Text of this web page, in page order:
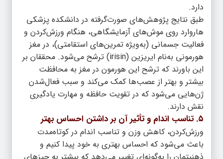
دارد.
طبق نتایج پژوهش‌های صورت‌گرفته در دانشکده پزشکی
هاروارد روی موش‌های آزمایشگاهی، هنگام ورزش‌کردن و
فعالیت جسمانی (به‌ویژه تمرین‌های استقامتی)، در مغز
هورمونی به‌نام ایریزین (irisin) ترشح می‌شود. محققان بر
این باورند که ترشح این هورمون در مغز به محافظت
بیشتر و بهتر از عصب‌ها کمک می‌کند و سبب فعال‌شدن
ژن‌هایی می‌شود که در تقویت حافظه و مهارت یادگیری
نقش دارند.
۵. تناسب اندام و تأثیر آن بر داشتن احساس بهتر
ورزش‌کردن، کاهش وزن و تناسب اندام در کوتاه‌مدت
باعث می‌شود که احساس بهتری به خود پیدا کنیم و